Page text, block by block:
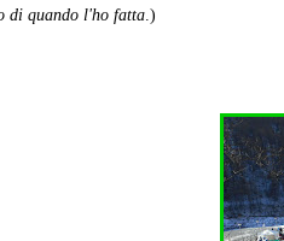
di quando l'ho fatta.)